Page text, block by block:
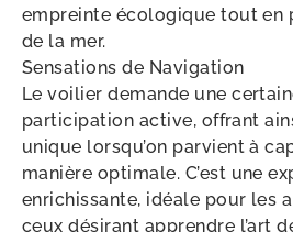
empreinte écologique tout en
de la mer.
Sensations de Navigation
Le voilier demande une
participation active, offrant
unique lorsqu’on parvient à
manière optimale. C’est une
enrichissante, idéale pour les
ceux désirant apprendre l’art